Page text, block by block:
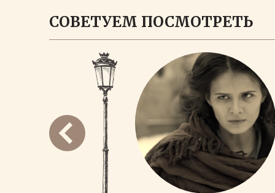
СОВЕТУЕМ ПОСМОТРЕТЬ